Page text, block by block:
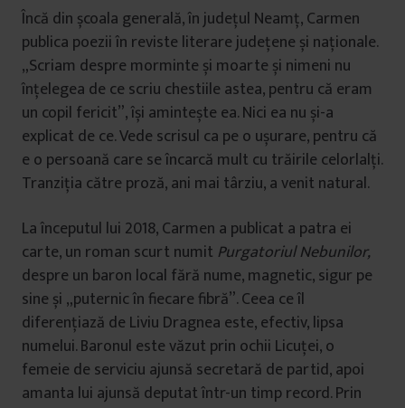
Încă din școala generală, în județul Neamț, Carmen
publica poezii în reviste literare județene și naționale.
„Scriam despre morminte și moarte și nimeni nu
înțelegea de ce scriu chestiile astea, pentru că eram
un copil fericit”, își amintește ea. Nici ea nu și-a
explicat de ce. Vede scrisul ca pe o ușurare, pentru că
e o persoană care se încarcă mult cu trăirile celorlalți.
Tranziția către proză, ani mai târziu, a venit natural.
La începutul lui 2018, Carmen a publicat a patra ei
carte, un roman scurt numit Purgatoriul Nebunilor,
despre un baron local fără nume, magnetic, sigur pe
sine și „puternic în fiecare fibră”. Ceea ce îl
diferențiază de Liviu Dragnea este, efectiv, lipsa
numelui. Baronul este văzut prin ochii Licuței, o
femeie de serviciu ajunsă secretară de partid, apoi
amanta lui ajunsă deputat într-un timp record. Prin